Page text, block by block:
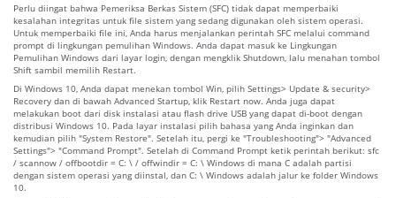
Perlu diingat bahwa Pemeriksa Berkas Sistem (SFC) tidak dapat memperbaiki
kesalahan integritas untuk file sistem yang sedang digunakan oleh sistem operasi.
Untuk memperbaiki file ini, Anda harus menjalankan perintah SFC melalui command
prompt di lingkungan pemulihan Windows. Anda dapat masuk ke Lingkungan
Pemulihan Windows dari layar login, dengan mengklik Shutdown, lalu menahan tombol
Shift sambil memilih Restart.
Di Windows 10, Anda dapat menekan tombol Win, pilih Settings> Update & security>
Recovery dan di bawah Advanced Startup, klik Restart now. Anda juga dapat
melakukan boot dari disk instalasi atau flash drive USB yang dapat di-boot dengan
distribusi Windows 10. Pada layar instalasi pilih bahasa yang Anda inginkan dan
kemudian pilih "System Restore". Setelah itu, pergi ke "Troubleshooting"> "Advanced
Settings"> "Command Prompt". Setelah di Command Prompt ketik perintah berikut: sfc
/ scannow / offbootdir = C: \ / offwindir = C: \ Windows di mana C adalah partisi
dengan sistem operasi yang diinstal, dan C: \ Windows adalah jalur ke folder Windows
10.